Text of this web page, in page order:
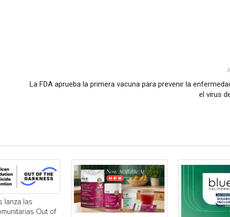
La FDA aprueba la primera vacuna para prevenir la
el virus
lanza las
Out of